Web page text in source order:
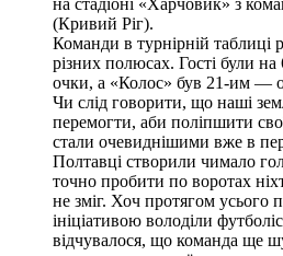
(Кривий Ріг).
Команди в турнірній таблиці
різних полюсах. Гості були
очки, а «Колос» був 21-им —
Чи слід говорити, що наші
перемогти, аби поліпшити
стали очевиднішими вже в
Полтавці створили чимало
точно пробити по воротах
не зміг. Хоч протягом усього
ініціативою володіли
відчувалося, що команда ще